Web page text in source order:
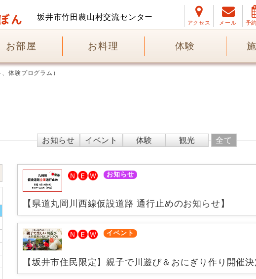
アクセス メール 予
坂井市竹田農山村交流センター
お部屋 お料理 体験
体験プログラム）
お知らせ イベント 体験 観光 全て
お知らせ
【県道丸岡川西線仮設道路 通行止めのお知らせ】
イベント
【坂井市住民限定】親子で川遊び＆おにぎり作り開催